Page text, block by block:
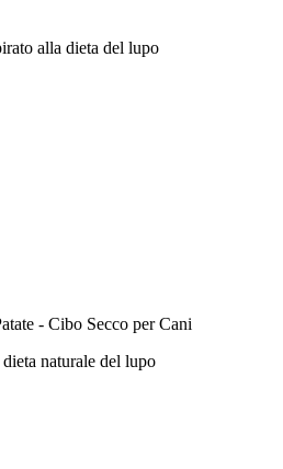
alla dieta del lupo
- Cibo Secco per Cani
naturale del lupo